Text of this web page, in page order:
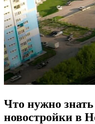
Что нужно знать
новостройки в